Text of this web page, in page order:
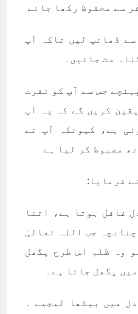
سے محفوظ رکھا جائے
ڈھانپ لیں تاکہ آپ
مٹ جائیں۔
جس سے آپ کو نفرت
کریں گے کہ یہ آپ
ہے، کیونکہ آپ نے
مضبوط کر لیا ہے
فرمایا:
غافل ہوتا ہے، اتنا
جب اللہ تعالیٰ
وہ ظلم اس طرح پگھل
پگھل جاتا ہے۔
میں بیٹھا لیجیے ۔